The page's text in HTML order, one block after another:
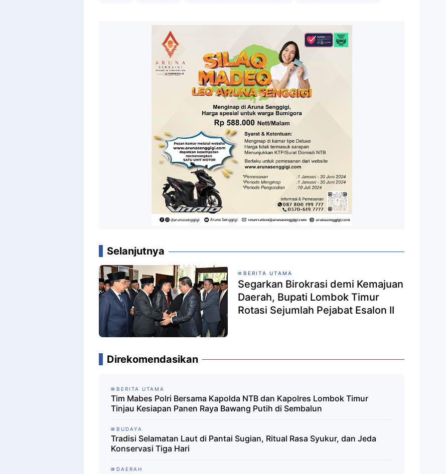
Selanjutnya
BERITA UTAMA
Segarkan Birokrasi demi Kemajuan
Daerah, Bupati Lombok Timur
Rotasi Sejumlah Pejabat Esalon II
Direkomendasikan
BERITA UTAMA
Tim Mabes Polri Bersama Kapolda NTB dan Kapolres Lombok Timur
Tinjau Kesiapan Panen Raya Bawang Putih di Sembalun
BUDAYA
Tradisi Selamatan Laut di Pantai Sugian, Ritual Rasa Syukur, dan Jeda
Konservasi Tiga Hari
DAERAH